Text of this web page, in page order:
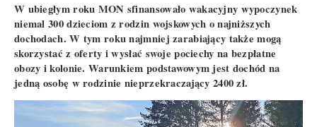
W ubiegłym roku MON sfinansowało wakacyjny wypoczynek
niemal 300 dzieciom z rodzin wojskowych o najniższych
dochodach. W tym roku najmniej zarabiający także mogą
skorzystać z oferty i wysłać swoje pociechy na bezpłatne
obozy i kolonie. Warunkiem podstawowym jest dochód na
jedną osobę w rodzinie nieprzekraczający 2400 zł.